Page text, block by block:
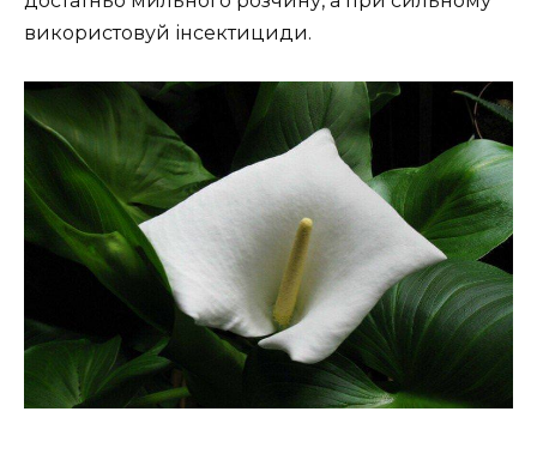
використовуй інсектициди.